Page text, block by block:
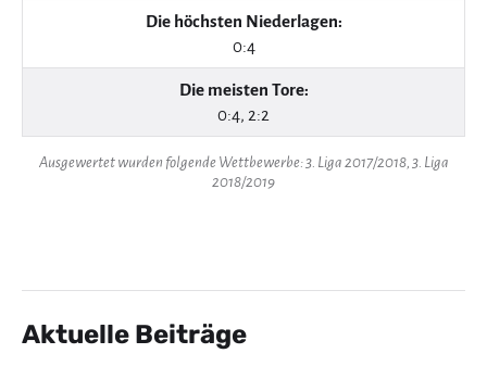
Die höchsten Niederlagen:
0:4
Die meisten Tore:
0:4, 2:2
Ausgewertet wurden folgende Wettbewerbe: 3. Liga 2017/2018, 3. Liga
2018/2019
Aktuelle Beiträge